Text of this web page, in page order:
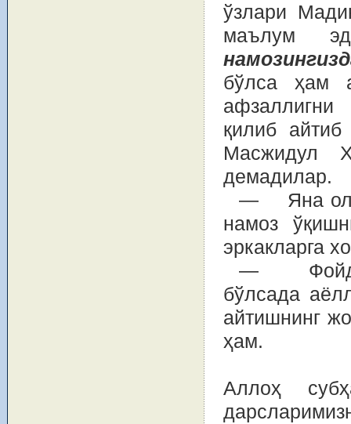
ўзлари
маълум
бўлса ҳам
қилиб
Масжидул
демадилар.
— Яна
намоз
эркакларга
—
бўлсада
айтишнинг
ҳам.
Аллоҳ